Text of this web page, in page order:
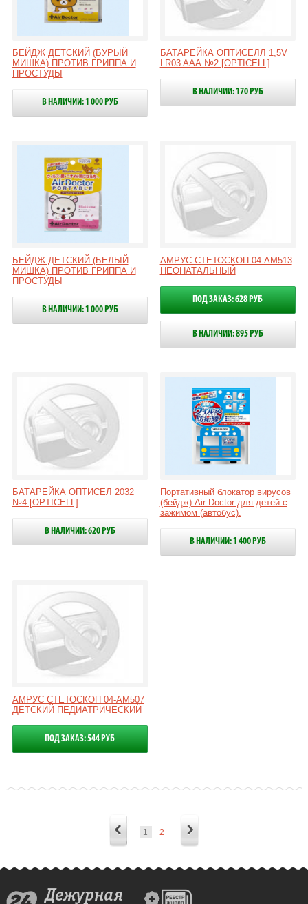
БЕЙДЖ ДЕТСКИЙ (БУРЫЙ
МИШКА) ПРОТИВ ГРИППА И
ПРОСТУДЫ
В НАЛИЧИИ: 1 000 РУБ
БАТАРЕЙКА ОПТИСЕЛЛ 1,5V
LR03 AAА №2 [OPTICELL]
В НАЛИЧИИ: 170 РУБ
БЕЙДЖ ДЕТСКИЙ (БЕЛЫЙ
МИШКА) ПРОТИВ ГРИППА И
ПРОСТУДЫ
В НАЛИЧИИ: 1 000 РУБ
АМРУС СТЕТОСКОП 04-АМ513
НЕОНАТАЛЬНЫЙ
ПОД ЗАКАЗ: 628 РУБ
В НАЛИЧИИ: 895 РУБ
БАТАРЕЙКА ОПТИСЕЛ 2032
№4 [OPTICELL]
В НАЛИЧИИ: 620 РУБ
Портативный блокатор вирусов
(бейдж) Air Doctor для детей с
зажимом (автобус).
В НАЛИЧИИ: 1 400 РУБ
АМРУС СТЕТОСКОП 04-АМ507
ДЕТСКИЙ ПЕДИАТРИЧЕСКИЙ
ПОД ЗАКАЗ: 544 РУБ
1 2